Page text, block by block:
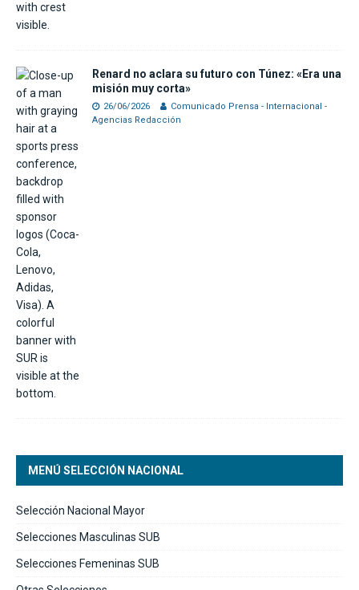
Renard no aclara su futuro con Túnez: «Era una
misión muy corta»
26/06/2026
Comunicado Prensa - Internacional -
Agencias Redacción
MENÚ SELECCIÓN NACIONAL
Selección Nacional Mayor
Selecciones Masculinas SUB
Selecciones Femeninas SUB